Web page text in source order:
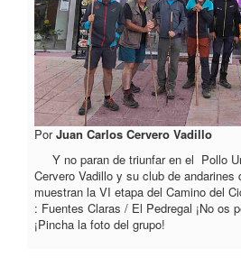
PorJuan Carlos Cervero Vadillo
Y no paran de triunfar en el Pollo
Cervero Vadillo y su club de andarines
muestran la VI etapa del Camino del
: Fuentes Claras / El Pedregal ¡No os
¡Pincha la foto del grupo!